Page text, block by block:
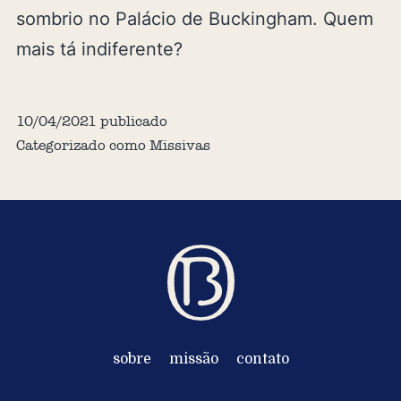
sombrio no Palácio de Buckingham. Quem
mais tá indiferente?
10/04/2021 publicado
Categorizado como Missivas
sobre missão contato